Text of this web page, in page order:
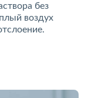
без
воздух